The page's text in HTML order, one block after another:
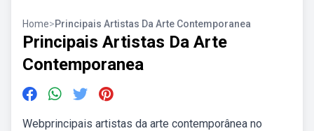
Home>Principais Artistas Da Arte Contemporanea
Principais Artistas Da Arte
Contemporanea
Webprincipais artistas da arte contemporânea no